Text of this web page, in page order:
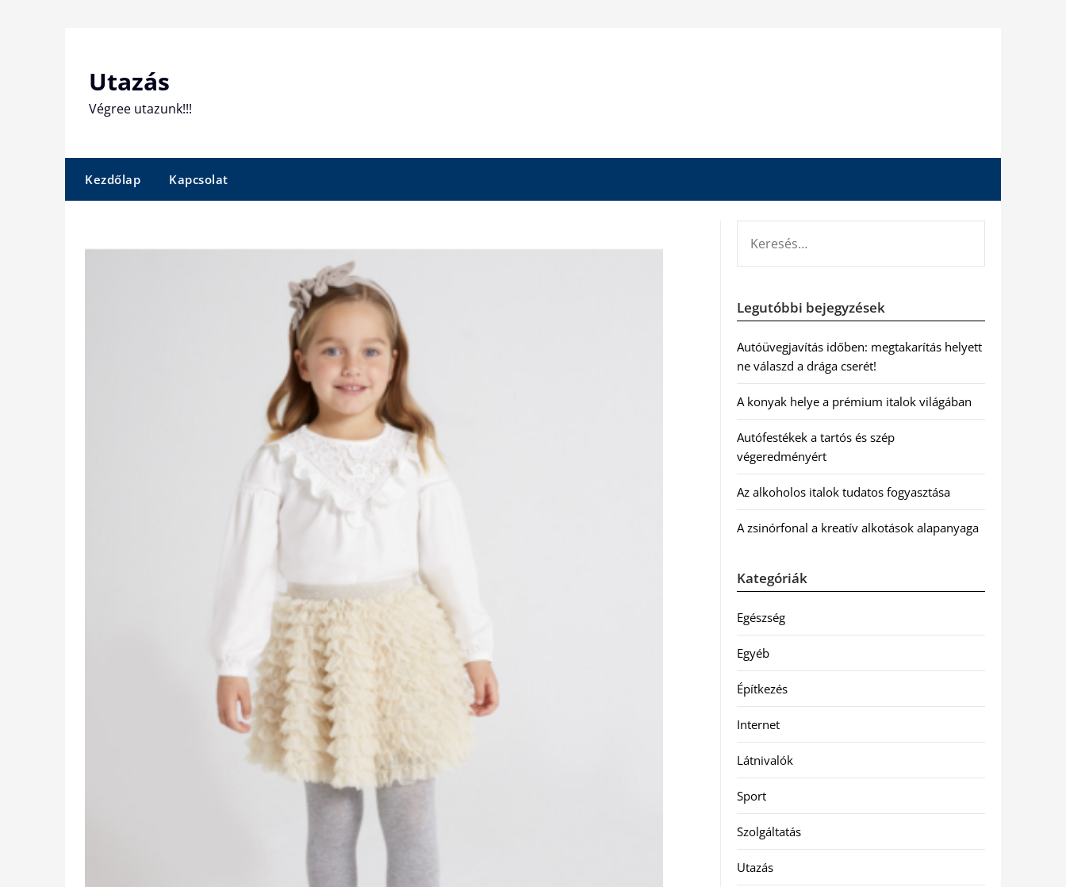
Utazás
Végree utazunk!!!
Kezdőlap Kapcsolat
Legutóbbi bejegyzések
Autóüvegjavítás időben: megtakarítás helyett
ne válaszd a drága cserét!
A konyak helye a prémium italok világában
Autófestékek a tartós és szép
végeredményért
Az alkoholos italok tudatos fogyasztása
A zsinórfonal a kreatív alkotások alapanyaga
Kategóriák
Egészség
Egyéb
Építkezés
Internet
Látnivalók
Sport
Szolgáltatás
Utazás